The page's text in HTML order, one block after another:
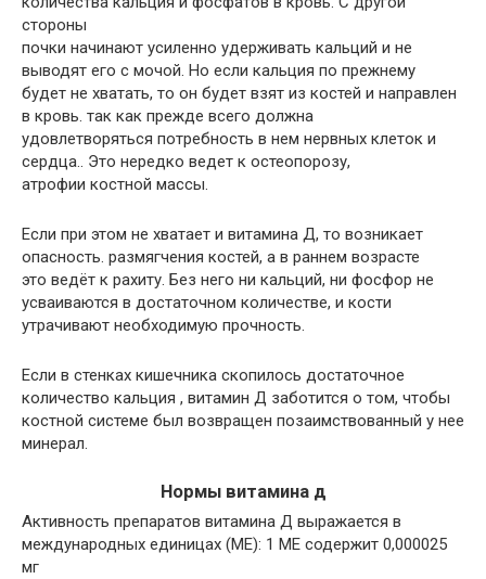
стороны
почки начинают усиленно удерживать кальций и не
выводят его с мочой. Но если кальция по прежнему
будет не хватать, то он будет взят из костей и направлен
в кровь. так как прежде всего должна
удовлетворяться потребность в нем нервных клеток и
сердца.. Это нередко ведет к остеопорозу,
атрофии костной массы.
Если при этом не хватает и витамина Д, то возникает
опасность. размягчения костей, а в раннем возрасте
это ведёт к рахиту. Без него ни кальций, ни фосфор не
усваиваются в достаточном количестве, и кости
утрачивают необходимую прочность.
Если в стенках кишечника скопилось достаточное
количество кальция , витамин Д заботится о том, чтобы
костной системе был возвращен позаимствованный у нее
минерал.
Нормы витамина д
Активность препаратов витамина Д выражается в
международных единицах (ME): 1 ME содержит 0,000025
мг